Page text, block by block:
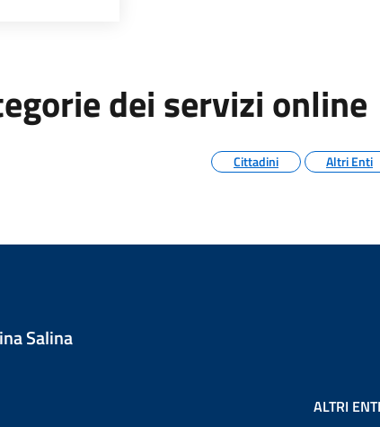
dei servizi online
Cittadini Altri Enti
Salina
ALTRI ENTI